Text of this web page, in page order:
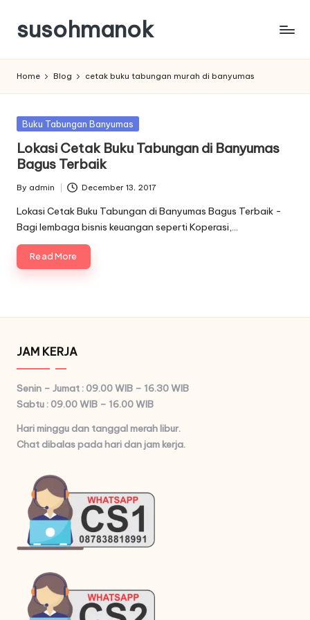
Skip
content
susohmanok
Home Blog cetak buku tabungan murah di banyumas
Posted
Buku Tabungan Banyumas
Lokasi Cetak Buku Tabungan di Banyumas
Bagus Terbaik
Posted
by
By admin December 13, 2017
Lokasi Cetak Buku Tabungan di Banyumas Bagus Terbaik -
Bagi lembaga bisnis keuangan seperti Koperasi,…
Read More
JAM KERJA
Senin – Jumat : 09.00 WIB – 16.30 WIB
Sabtu : 09.00 WIB – 16.00 WIB
Hari minggu dan tanggal merah libur.
Chat dibalas pada hari dan jam kerja.